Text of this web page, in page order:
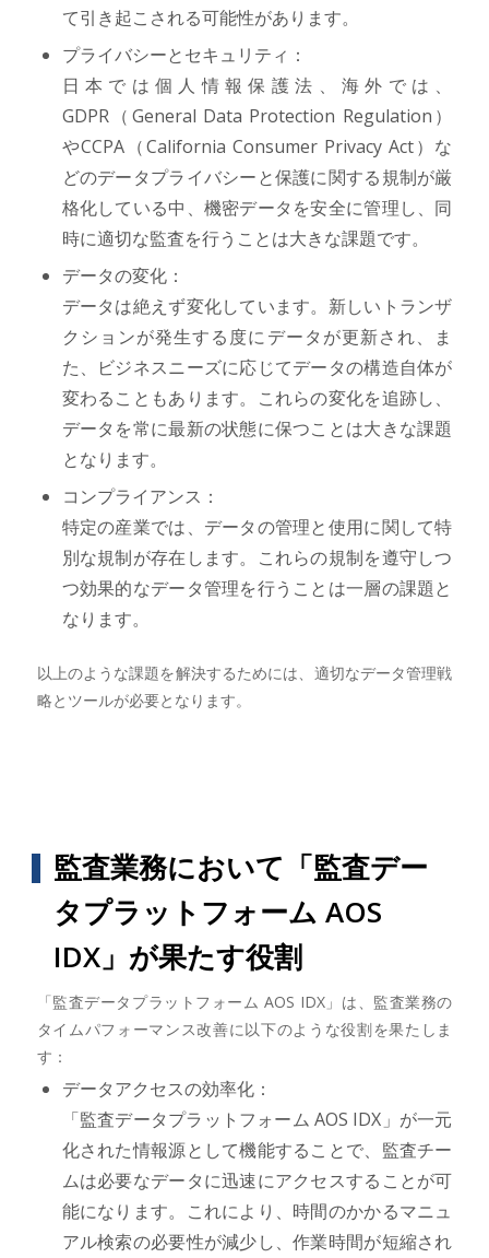
て引き起こされる可能性があります。
プライバシーとセキュリティ：
日本では個人情報保護法、海外では、
GDPR（General Data Protection Regulation）
やCCPA（California Consumer Privacy Act）な
どのデータプライバシーと保護に関する規制が厳
格化している中、機密データを安全に管理し、同
時に適切な監査を行うことは大きな課題です。
データの変化：
データは絶えず変化しています。新しいトランザ
クションが発生する度にデータが更新され、ま
た、ビジネスニーズに応じてデータの構造自体が
変わることもあります。これらの変化を追跡し、
データを常に最新の状態に保つことは大きな課題
となります。
コンプライアンス：
特定の産業では、データの管理と使用に関して特
別な規制が存在します。これらの規制を遵守しつ
つ効果的なデータ管理を行うことは一層の課題と
なります。
以上のような課題を解決するためには、適切なデータ管理戦
略とツールが必要となります。
監査業務において「監査デー
タプラットフォーム AOS
IDX」が果たす役割
「監査データプラットフォーム AOS IDX」は、監査業務の
タイムパフォーマンス改善に以下のような役割を果たしま
す：
データアクセスの効率化：
「監査データプラットフォーム AOS IDX」が一元
化された情報源として機能することで、監査チー
ムは必要なデータに迅速にアクセスすることが可
能になります。これにより、時間のかかるマニュ
アル検索の必要性が減少し、作業時間が短縮され